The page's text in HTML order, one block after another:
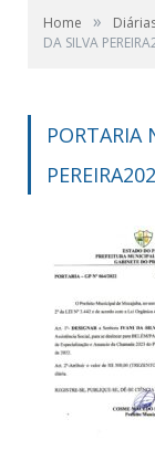
Home »
DA SILVA
PORTARIA